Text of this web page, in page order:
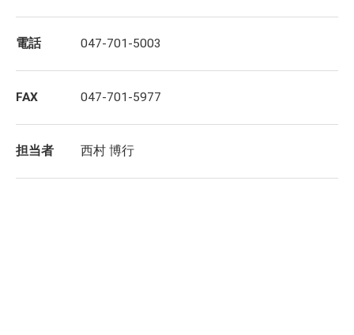
電話 047-701-5003
FAX 047-701-5977
担当者 西村 博行